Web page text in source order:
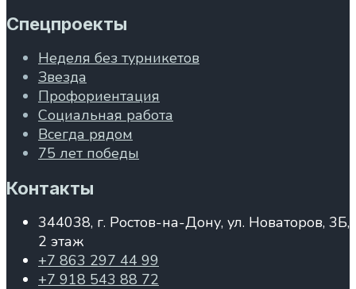
Спецпроекты
Неделя без турникетов
Звезда
Профориентация
Социальная работа
Всегда рядом
75 лет победы
Контакты
344038, г. Ростов-на-Дону, ул. Новаторов, 3Б,
2 этаж
+7 863 297 44 99
+7 918 543 88 72